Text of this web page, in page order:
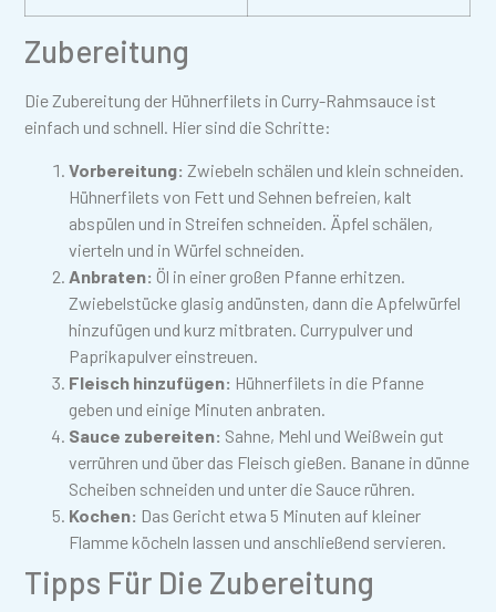
Zubereitung
Die Zubereitung der Hühnerfilets in Curry-Rahmsauce ist
einfach und schnell. Hier sind die Schritte:
Vorbereitung: Zwiebeln schälen und klein schneiden.
Hühnerfilets von Fett und Sehnen befreien, kalt
abspülen und in Streifen schneiden. Äpfel schälen,
vierteln und in Würfel schneiden.
Anbraten: Öl in einer großen Pfanne erhitzen.
Zwiebelstücke glasig andünsten, dann die Apfelwürfel
hinzufügen und kurz mitbraten. Currypulver und
Paprikapulver einstreuen.
Fleisch hinzufügen: Hühnerfilets in die Pfanne
geben und einige Minuten anbraten.
Sauce zubereiten: Sahne, Mehl und Weißwein gut
verrühren und über das Fleisch gießen. Banane in dünne
Scheiben schneiden und unter die Sauce rühren.
Kochen: Das Gericht etwa 5 Minuten auf kleiner
Flamme köcheln lassen und anschließend servieren.
Tipps Für Die Zubereitung